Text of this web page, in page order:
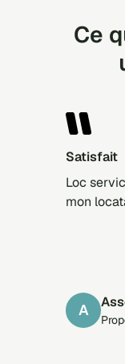
Ce
Satisfait
Loc
mon
A